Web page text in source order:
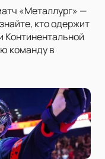
«Металлург» —
кто одержит
Континентальной
команду в